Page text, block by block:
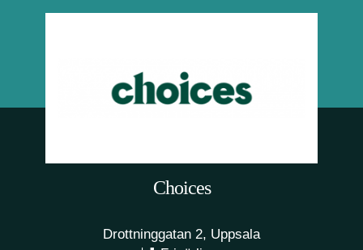
Choices
Drottninggatan 2, Uppsala